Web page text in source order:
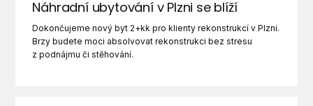
Náhradní ubytování v Plzni se blíží
Dokončujeme nový byt 2+kk pro klienty rekonstrukcí v Plzni.
Brzy budete moci absolvovat rekonstrukci bez stresu
z podnájmu či stěhování.